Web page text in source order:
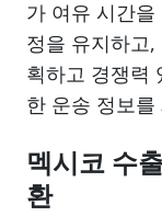
가 여유 시간
정을 유지하고
획하고 경쟁력
한 운송 정보
멕시코 수
환